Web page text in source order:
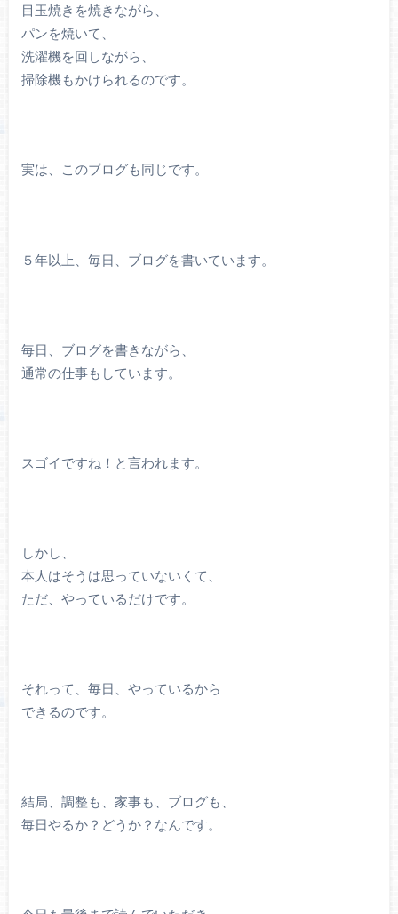
目玉焼きを焼きながら、
パンを焼いて、
洗濯機を回しながら、
掃除機もかけられるのです。
実は、このブログも同じです。
５年以上、毎日、ブログを書いています。
毎日、ブログを書きながら、
通常の仕事もしています。
スゴイですね！と言われます。
しかし、
本人はそうは思っていないくて、
ただ、やっているだけです。
それって、毎日、やっているから
できるのです。
結局、調整も、家事も、ブログも、
毎日やるか？どうか？なんです。